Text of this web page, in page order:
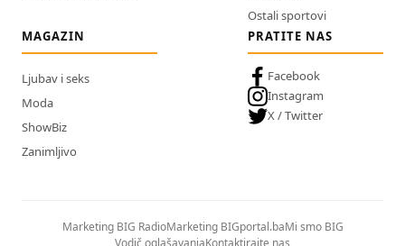
Ostali sportovi
MAGAZIN
Ljubav i seks
Moda
ShowBiz
Zanimljivo
PRATITE NAS
Facebook
Instagram
X / Twitter
Marketing BIG RadioMarketing BIGportal.baMi smo BIG
Vodič oglašavanjaKontaktirajte nas